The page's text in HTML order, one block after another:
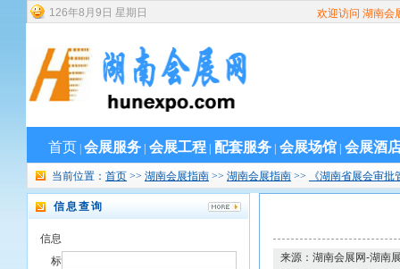
126年8 月 9 日 星期日 欢迎访问 湖南会
首页 会展服务 会展工程 配套服务 会展场馆 会展酒
当前位置： 首页 >> 湖南会展指南 >> 湖南会展指南 >> 《湖南省展会审
信息查询
信息
标
来源：湖南会展网-湖南